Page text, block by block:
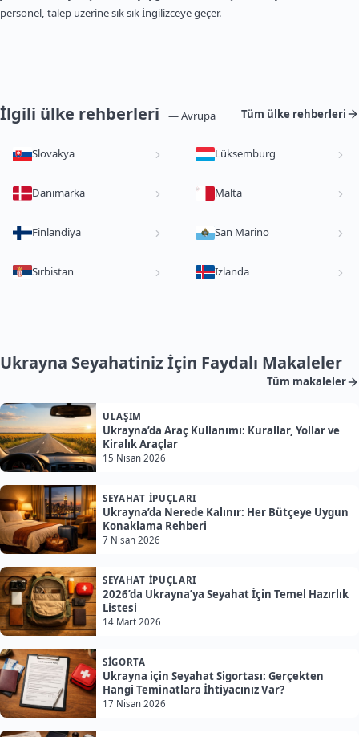
personel, talep üzerine sık sık İngilizceye geçer.
İlgili ülke rehberleri — Avrupa Tüm ülke rehberleri
Slovakya Lüksemburg
Danimarka Malta
Finlandiya San Marino
Sırbistan İzlanda
Ukrayna Seyahatiniz İçin Faydalı Makaleler
Tüm makaleler
ULAŞIM
Ukrayna’da Araç Kullanımı: Kurallar, Yollar ve
Kiralık Araçlar
15 Nisan 2026
SEYAHAT İPUÇLARI
Ukrayna’da Nerede Kalınır: Her Bütçeye Uygun
Konaklama Rehberi
7 Nisan 2026
SEYAHAT İPUÇLARI
2026’da Ukrayna’ya Seyahat İçin Temel Hazırlık
Listesi
14 Mart 2026
SIGORTA
Ukrayna için Seyahat Sigortası: Gerçekten
Hangi Teminatlara İhtiyacınız Var?
17 Nisan 2026